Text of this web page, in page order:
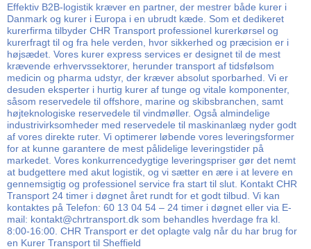
Effektiv B2B-logistik kræver en partner, der mestrer både kurer i
Danmark og kurer i Europa i en ubrudt kæde. Som et dedikeret
kurerfirma tilbyder CHR Transport professionel kurerkørsel og
kurerfragt til og fra hele verden, hvor sikkerhed og præcision er i
højsædet. Vores kurer express services er designet til de mest
krævende erhvervssektorer, herunder transport af tidsfølsom
medicin og pharma udstyr, der kræver absolut sporbarhed. Vi er
desuden eksperter i hurtig kurer af tunge og vitale komponenter,
såsom reservedele til offshore, marine og skibsbranchen, samt
højteknologiske reservedele til vindmøller. Også almindelige
industrivirksomheder med reservedele til maskinanlæg nyder godt
af vores direkte ruter. Vi optimerer løbende vores leveringsformer
for at kunne garantere de mest pålidelige leveringstider på
markedet. Vores konkurrencedygtige leveringspriser gør det nemt
at budgettere med akut logistik, og vi sætter en ære i at levere en
gennemsigtig og professionel service fra start til slut. Kontakt CHR
Transport 24 timer i døgnet året rundt for et godt tilbud. Vi kan
kontaktes på Telefon: 60 13 04 54 – 24 timer i døgnet eller via E-
mail: kontakt@chrtransport.dk som behandles hverdage fra kl.
8:00-16:00. CHR Transport er det oplagte valg når du har brug for
en Kurer Transport til Sheffield